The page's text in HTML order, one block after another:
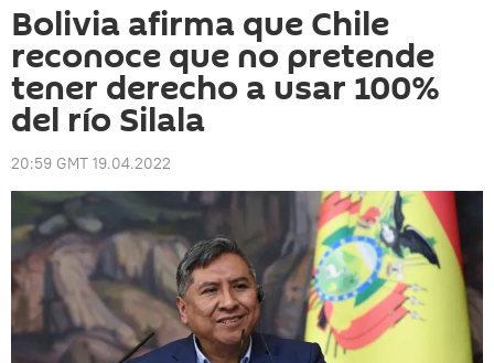
Bolivia afirma que Chile
reconoce que no pretende
tener derecho a usar 100%
del río Silala
20:59 GMT 19.04.2022